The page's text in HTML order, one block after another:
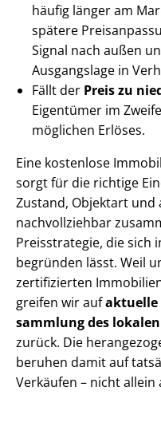
häufig länger am
spätere
Signal nach außen
Ausgangslage in
Fällt der Preis zu
Eigentümer im
möglichen Erlöses.
Eine kostenlose
sorgt für die richtige
Zustand, Objektart und
nachvollziehbar
Preisstrategie, die sich
begründen lässt. Weil
zertifizierten
greifen wir aufaktuelle
samm­lung des
zurück. Die
beruhen damit auf
Verkäufen – nicht